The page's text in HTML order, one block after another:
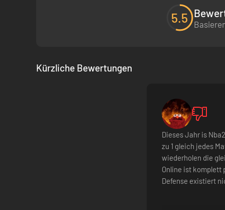
5.5
Kürzliche Bewertungen
Dieses Jahr is
zu 1 gleich jedes
wiederholen die
Online ist komplett
Defense existiert